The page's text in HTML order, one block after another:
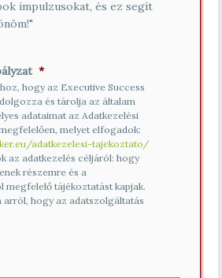
impulzusokat, és ez segít
*
hogy az Executive Success
és tárolja az általam
adataimat az Adatkezelési
melyet elfogadok:
adatkezelesi-tajekoztato/
az adatkezelés céljáról: hogy
részemre és a
megfelelő tájékoztatást kapjak.
arról, hogy az adatszolgáltatás